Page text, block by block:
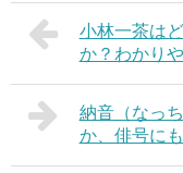
小林一茶は
か？わかり
納音（なっ
か、俳号に